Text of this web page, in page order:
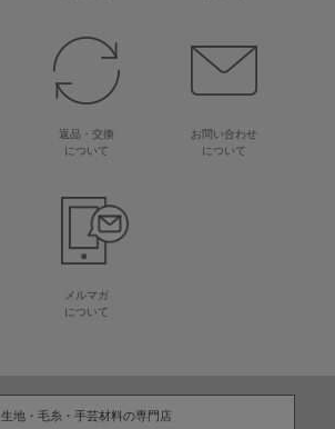
返品・交換
について
お問い合わせ
について
メルマガ
について
生地・毛糸・手芸材料の専門店